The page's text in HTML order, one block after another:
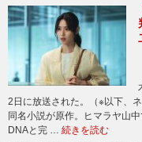
2日に放送された。（※以下、
同名小説が原作。ヒマラヤ山
DNAと完 … 続きを読む